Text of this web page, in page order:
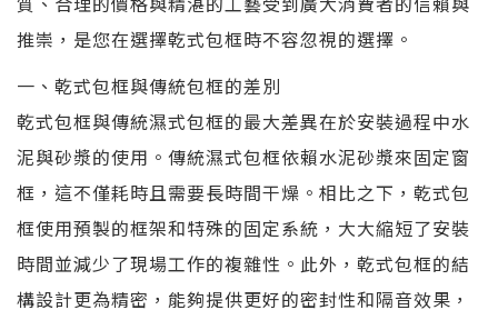
推崇，是您在選擇乾式包框時不容忽視的選擇。
一、乾式包框與傳統包框的差別
乾式包框與傳統濕式包框的最大差異在於安裝過程中水
泥與砂漿的使用。傳統濕式包框依賴水泥砂漿來固定窗
框，這不僅耗時且需要長時間干燥。相比之下，乾式包
框使用預製的框架和特殊的固定系統，大大縮短了安裝
時間並減少了現場工作的複雜性。此外，乾式包框的結
構設計更為精密，能夠提供更好的密封性和隔音效果，